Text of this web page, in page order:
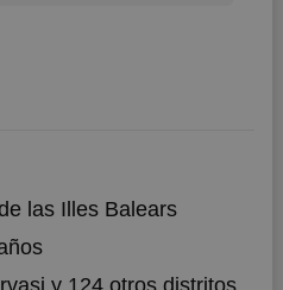
las Illes Balears
y 124 otros distritos